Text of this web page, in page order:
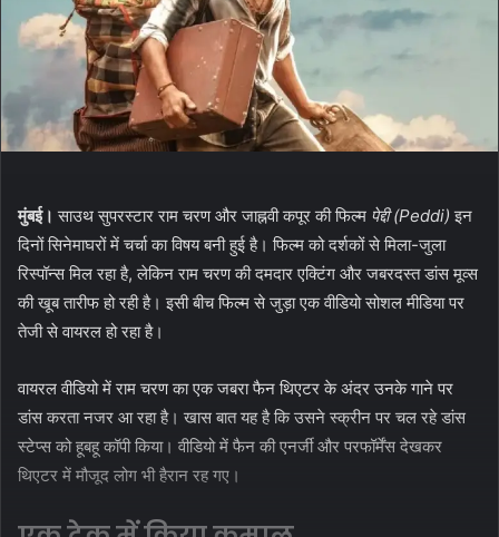
मुंबई। साउथ सुपरस्टार राम चरण और जाह्नवी कपूर की फिल्म पेद्दी (Peddi) इन
दिनों सिनेमाघरों में चर्चा का विषय बनी हुई है। फिल्म को दर्शकों से मिला-जुला
रिस्पॉन्स मिल रहा है, लेकिन राम चरण की दमदार एक्टिंग और जबरदस्त डांस मूव्स
की खूब तारीफ हो रही है। इसी बीच फिल्म से जुड़ा एक वीडियो सोशल मीडिया पर
तेजी से वायरल हो रहा है।
वायरल वीडियो में राम चरण का एक जबरा फैन थिएटर के अंदर उनके गाने पर
डांस करता नजर आ रहा है। खास बात यह है कि उसने स्क्रीन पर चल रहे डांस
स्टेप्स को हूबहू कॉपी किया। वीडियो में फैन की एनर्जी और परफॉर्मेंस देखकर
थिएटर में मौजूद लोग भी हैरान रह गए।